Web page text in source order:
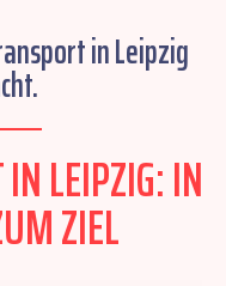
in Leipzig
LEIPZIG: IN
ZIEL